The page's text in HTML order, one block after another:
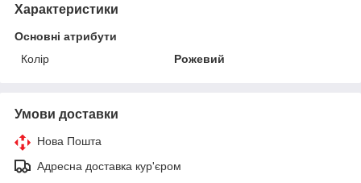
Характеристики
Основні атрибути
Колір
Рожевий
Умови доставки
Нова Пошта
Адресна доставка кур'єром